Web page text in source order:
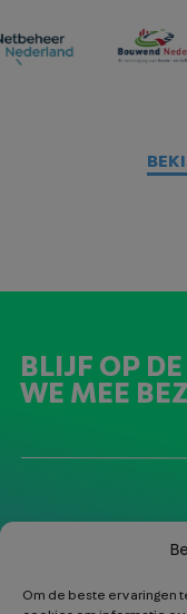
Om de beste ervaringen
BLIJF OP
WE MEE